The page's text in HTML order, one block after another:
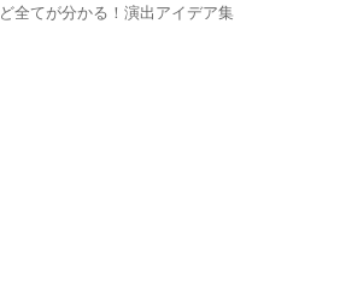
ど全てが分かる！演出アイデア集